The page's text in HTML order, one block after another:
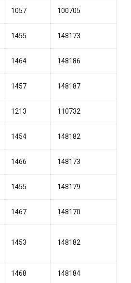
1057 100705
1455 148173
1464 148186
1457 148187
1213 110732
1454 148182
1466 148173
1455 148179
1467 148170
1453 148182
1468 148184